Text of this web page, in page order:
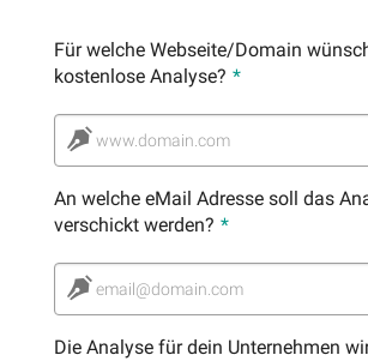
Für welche Webseite/Domain
kostenlose Analyse? *
www.domain.com
An welche eMail Adresse soll das
verschickt werden? *
email@domain.com
Die Analyse für dein Unternehmen